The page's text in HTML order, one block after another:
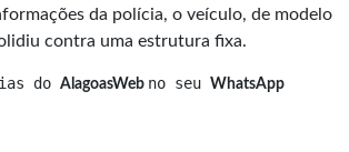
da polícia, o veículo, de modelo
contra uma estrutura fixa.
do AlagoasWeb no seu WhatsApp